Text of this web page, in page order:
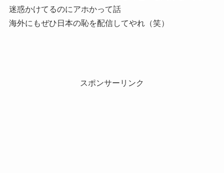
迷惑かけてるのにアホかって話
海外にもぜひ日本の恥を配信してやれ（笑）
スポンサーリンク